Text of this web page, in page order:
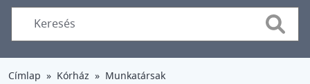
Search
Címlap Kórház Munkatársak